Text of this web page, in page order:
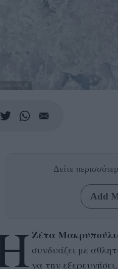
Δείτε
Add
Ζέτα
συνδυάζει με
να την